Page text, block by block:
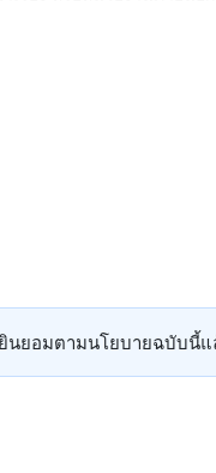
นยอมตามนโยบายฉบับนี้แ